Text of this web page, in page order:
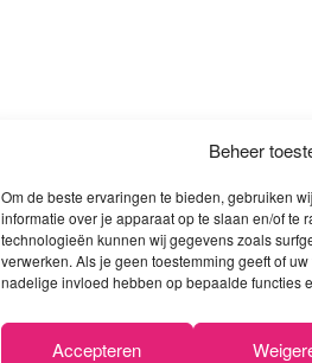
Beheer
Om de beste ervaringen te bieden, gebruiken
informatie over je apparaat op te slaan en/of te
technologieën kunnen wij gegevens zoals
verwerken. Als je geen toestemming geeft of
nadelige invloed hebben op bepaalde functies
Accepteren